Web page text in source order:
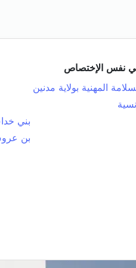
نفس الإختصاص
المهنية بولاية مدنين
بني
بن